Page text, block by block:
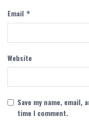
Email *
Website
Save my name,
time I comment.